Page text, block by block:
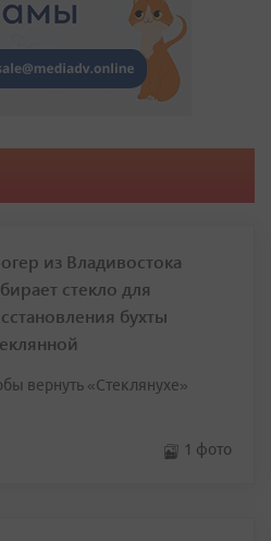
из Владивостока
стекло для
бухты
вернуть «Стеклянухе»
1 фото